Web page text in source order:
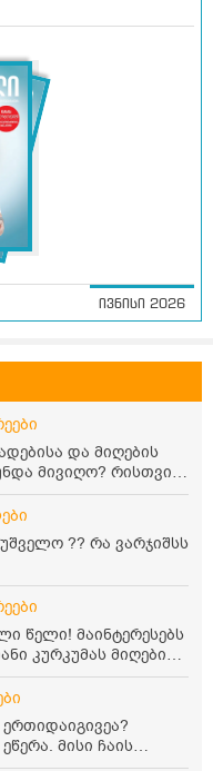
ივნისი 2026
და მიღების
მივიღო? რისთვის
თუ აქვს
?? რა ვარჯიშსს
წელი! მაინტერესებს
კურკუმას მიღების
ასეთი ინფორმაცია:
თვისებები.ის
პილპილთან ერთად
არის ჩაი:
მისი ჩაის
არის კარგი?